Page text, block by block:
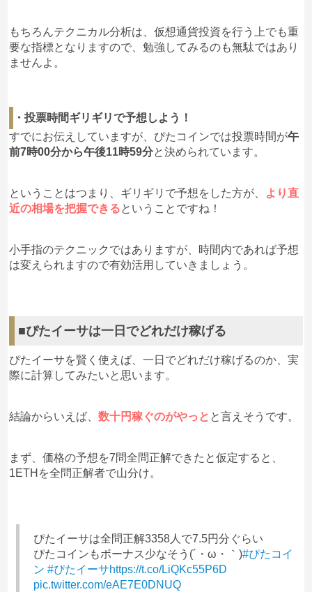
もちろんテクニカル分析は、仮想通貨投資を行う上でも重
要な指標となりますので、勉強してみるのも無駄ではあり
ませんよ。
・投票時間ギリギリで予想しよう！
すでにお伝えしていますが、ぴたコインでは投票時間が午
前7時00分から午後11時59分と決められています。
ということはつまり、ギリギリで予想をした方が、
より直
近の相場を把握できるということですね！
小手指のテクニックではありますが、時間内であれば予想
は変えられますので有効活用していきましょう。
■ぴたイーサは一日でどれだけ稼げる
ぴたイーサを賢く使えば、一日でどれだけ稼げるのか、実
際に計算してみたいと思います。
結論からいえば、数十円稼ぐのがやっと と言えそうです。
まず、価格の予想を7問全問正解できたと仮定すると、
1ETHを全問正解者で山分け。
ぴたイーサは全問正解3358人で7.5円分ぐらい
ぴたコインもボーナス少なそう(´・ω・｀)#ぴたコイ
ン #ぴたイーサhttps://t.co/LiQKc55P6D
pic.twitter.com/eAE7E0DNUQ